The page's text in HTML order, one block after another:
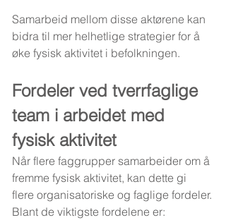
Samarbeid mellom disse aktørene kan
bidra til mer helhetlige strategier for å
øke fysisk aktivitet i befolkningen.
Fordeler ved tverrfaglige
team i arbeidet med
fysisk aktivitet
Når flere faggrupper samarbeider om å
fremme fysisk aktivitet, kan dette gi
flere organisatoriske og faglige fordeler.
Blant de viktigste fordelene er: